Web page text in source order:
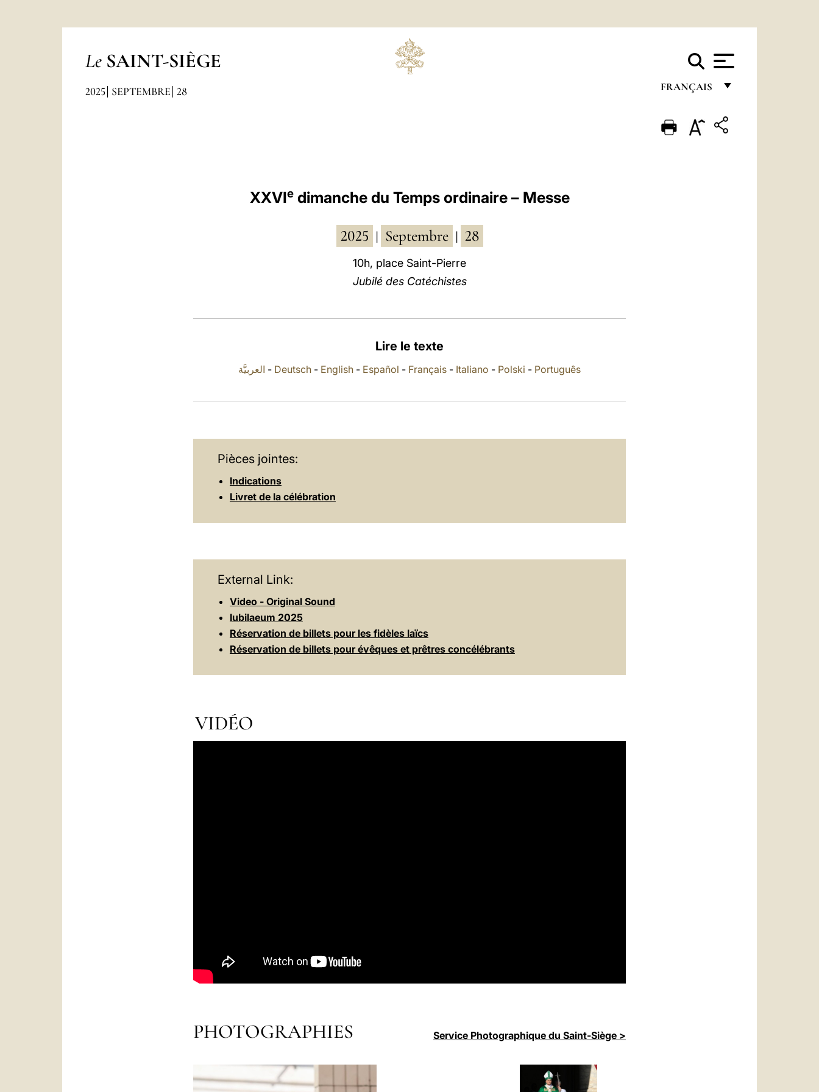
Le SAINT-SIÈGE
FRANÇAIS
ENGLISH
2025 SEPTEMBRE 28
XXVIedimanche du Temps ordinaire – Messe
2025 Septembre 28
10h, place Saint-Pierre
Jubilé des Catéchistes
Lire le texte
العربيَّة - Deutsch - English - Español - Français - Italiano - Polski - Português
Pièces jointes:
Indications
Livret de la célébration
External Link:
Video - Original Sound
Iubilaeum 2025
Réservation de billets pour les fidèles laïcs
Réservation de billets pour évêques et prêtres concélébrants
VIDÉO
PHOTOGRAPHIES Service Photographique du Saint-Siège >